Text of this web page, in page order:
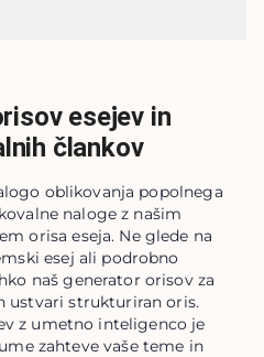
esejev in
člankov
oblikovanja popolnega
naloge z našim
orisa eseja. Ne glede na
esej ali podrobno
naš generator orisov za
ustvari strukturiran oris.
z umetno inteligenco je
zahteve vaše teme in